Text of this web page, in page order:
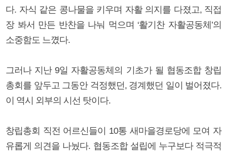
다. 자식 같은 콩나물을 키우며 자활 의지를 다졌고, 직접
장 봐서 만든 반찬을 나눠 먹으며 ‘활기찬 자활공동체’의
소중함도 느꼈다.
그러나 지난 9일 자활공동체의 기초가 될 협동조합 창립
총회를 앞두고 그동안 걱정했던, 경계했던 일이 벌어졌다.
이 역시 외부의 시선 탓이다.
창립총회 직전 어르신들이 10통 새마을경로당에 모여 자
유롭게 의견을 나눴다. 협동조합 설립에 누구보다 적극적